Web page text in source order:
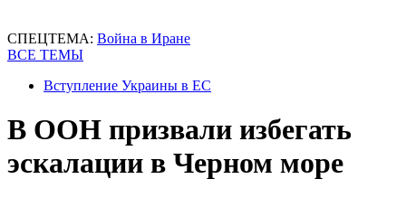
СПЕЦТЕМА: Война в Иране
ВСЕ ТЕМЫ
Вступление Украины в ЕС
В ООН призвали избегать
эскалации в Черном море